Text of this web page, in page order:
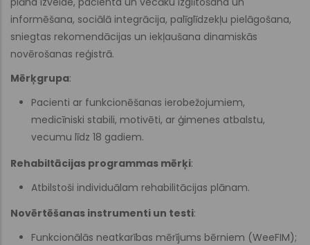
informēšana, sociālā integrācija, palīglīdzekļu pielāgošana,
sniegtas rekomendācijas un iekļaušana dinamiskās
novērošanas reģistrā.
Mērķgrupa:
Pacienti ar funkcionēšanas ierobežojumiem,
medicīniski stabili, motivēti, ar ģimenes atbalstu,
vecumu līdz 18 gadiem.
Rehabiltācijas programmas mērķi:
Atbilstoši individuālam rehabilitācijas plānam.
Novērtēšanas instrumenti un testi:
Funkcionālās neatkarības mērījums bērniem (WeeFIM);